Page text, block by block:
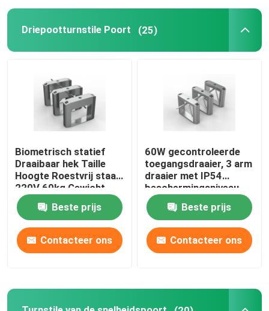
Elektronische Turnstile Poorten
Klepturnstile Poort
Driepootturnstile Poort
Turnstile van de snelheidspoort
Volledige hoogteturnstile
Driepootturnstile Poort (25)
Biometrisch statief
Draaibaar hek Taille
Hoogte Roestvrij staal
220V 60kg Gewicht
Beste prijs
Contacteer ons
60W gecontroleerde
toegangsdraaier, 3 arm
draaier met IP54
beschermingsniveau
Beste prijs
Contacteer ons